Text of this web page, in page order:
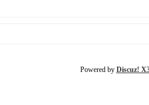
Powered by Discuz!